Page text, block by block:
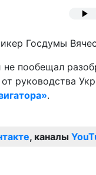
Госдумы
пообещал
руководства
.
, каналы